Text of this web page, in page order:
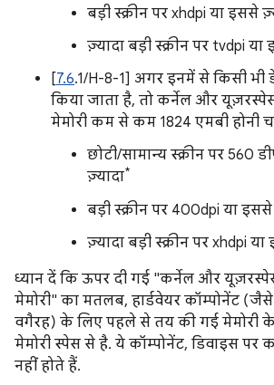
बड़ी स्क्रीन पर xhdpi या इससे
ज़्यादा बड़ी स्क्रीन पर tvdpi या
[7.6.1/H-8-1] अगर इनमें से किसी भी
किया जाता है, तो कर्नेल और
मेमोरी कम से कम 1824 एमबी होनी
छोटी/सामान्य स्क्रीन पर 560
ज़्यादा*
बड़ी स्क्रीन पर 400dpi या इससे
ज़्यादा बड़ी स्क्रीन पर xhdpi
ध्यान दें कि ऊपर दी गई "कर्नेल और
मेमोरी" का मतलब, हार्डवेयर कॉम्पोनेंट (जैसे
वगैरह) के लिए पहले से तय की गई मेमोरी
मेमोरी स्पेस से है. ये कॉम्पोनेंट, डिवाइस पर
नहीं होते हैं.